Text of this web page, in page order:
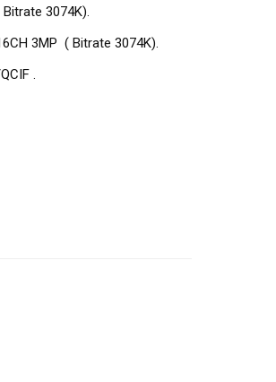
3074K).
3MP ( Bitrate 3074K).
.